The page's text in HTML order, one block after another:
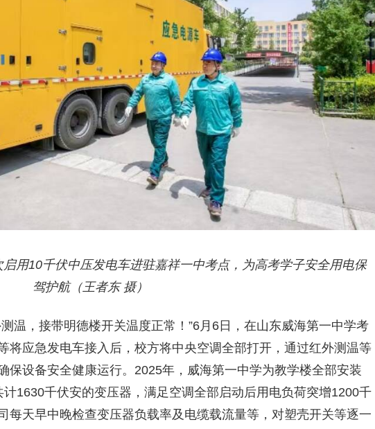
用10千伏中压发电车进驻嘉祥一中考点，为高考学子安全用电保
驾护航（王者东 摄）
温，接带明德楼开关温度正常！”6月6日，在山东威海第一中学考
将应急发电车接入后，校方将中央空调全部打开，通过红外测温等
保设备安全健康运行。2025年，威海第一中学为教学楼全部安装
1630千伏安的变压器，满足空调全部启动后用电负荷突增1200千
每天早中晚检查变压器负载率及电缆载流量等，对塑壳开关等逐一